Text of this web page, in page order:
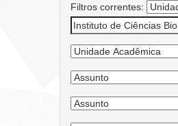
Filtros correntes: